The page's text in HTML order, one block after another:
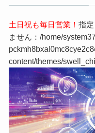
土日祝も毎日営業！ 指
ません：/home/
content/themes/